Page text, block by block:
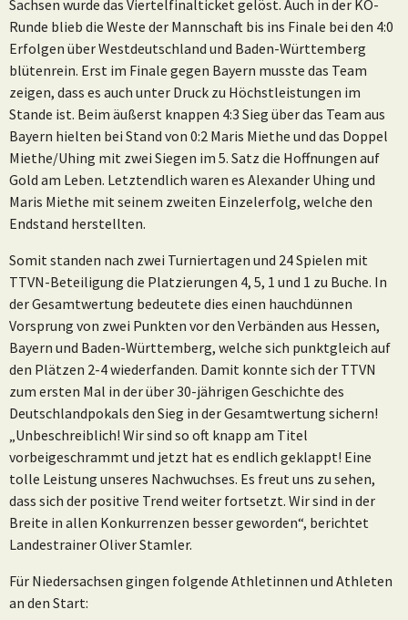
Sachsen wurde das Viertelfinalticket gelöst. Auch in der KO-
Runde blieb die Weste der Mannschaft bis ins Finale bei den 4:0
Erfolgen über Westdeutschland und Baden-Württemberg
blütenrein. Erst im Finale gegen Bayern musste das Team
zeigen, dass es auch unter Druck zu Höchstleistungen im
Stande ist. Beim äußerst knappen 4:3 Sieg über das Team aus
Bayern hielten bei Stand von 0:2 Maris Miethe und das Doppel
Miethe/Uhing mit zwei Siegen im 5. Satz die Hoffnungen auf
Gold am Leben. Letztendlich waren es Alexander Uhing und
Maris Miethe mit seinem zweiten Einzelerfolg, welche den
Endstand herstellten.
Somit standen nach zwei Turniertagen und 24 Spielen mit
TTVN-Beteiligung die Platzierungen 4, 5, 1 und 1 zu Buche. In
der Gesamtwertung bedeutete dies einen hauchdünnen
Vorsprung von zwei Punkten vor den Verbänden aus Hessen,
Bayern und Baden-Württemberg, welche sich punktgleich auf
den Plätzen 2-4 wiederfanden. Damit konnte sich der TTVN
zum ersten Mal in der über 30-jährigen Geschichte des
Deutschlandpokals den Sieg in der Gesamtwertung sichern!
„Unbeschreiblich! Wir sind so oft knapp am Titel
vorbeigeschrammt und jetzt hat es endlich geklappt! Eine
tolle Leistung unseres Nachwuchses. Es freut uns zu sehen,
dass sich der positive Trend weiter fortsetzt. Wir sind in der
Breite in allen Konkurrenzen besser geworden“, berichtet
Landestrainer Oliver Stamler.
Für Niedersachsen gingen folgende Athletinnen und Athleten
an den Start: